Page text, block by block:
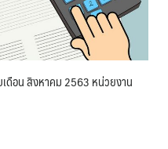
ดือน สิงหาคม 2563 หน่วยงาน